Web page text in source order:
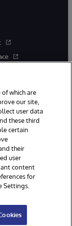
Všechna práva
Přístupnost
of which are
our site,
user data
these third
certain
their
user
content
for
Settings.